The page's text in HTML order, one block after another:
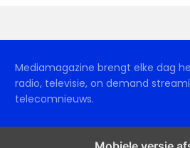
Mediamagazine brengt elke dag
radio, televisie, on demand
telecomnieuws.